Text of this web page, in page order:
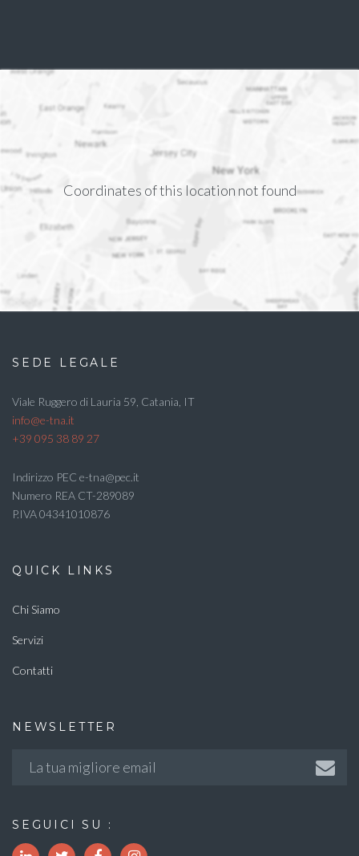
Coordinates of this location not found
SEDE LEGALE
Viale Ruggero di Lauria 59, Catania, IT
info@e-tna.it
+39 095 38 89 27
Indirizzo PEC e-tna@pec.it
Numero REA CT-289089
P.IVA 04341010876
QUICK LINKS
Chi Siamo
Servizi
Contatti
NEWSLETTER
SEGUICI SU :